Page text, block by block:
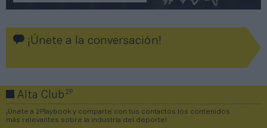
¡Únete a la conversación!
Alta Club2P
¡Únete a 2Playbook y comparte con tus contactos los contenidos
más relevantes sobre la industria del deporte!